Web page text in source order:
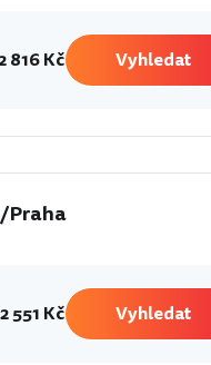
816 Kč Vyhledat
Praha
551 Kč Vyhledat